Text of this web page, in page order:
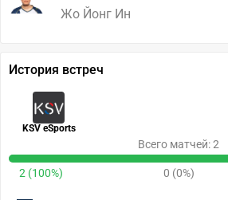
Жо Йонг Ин
История встреч
KSV eSports
Всего матчей: 2
2 (100%) 0 (0%)